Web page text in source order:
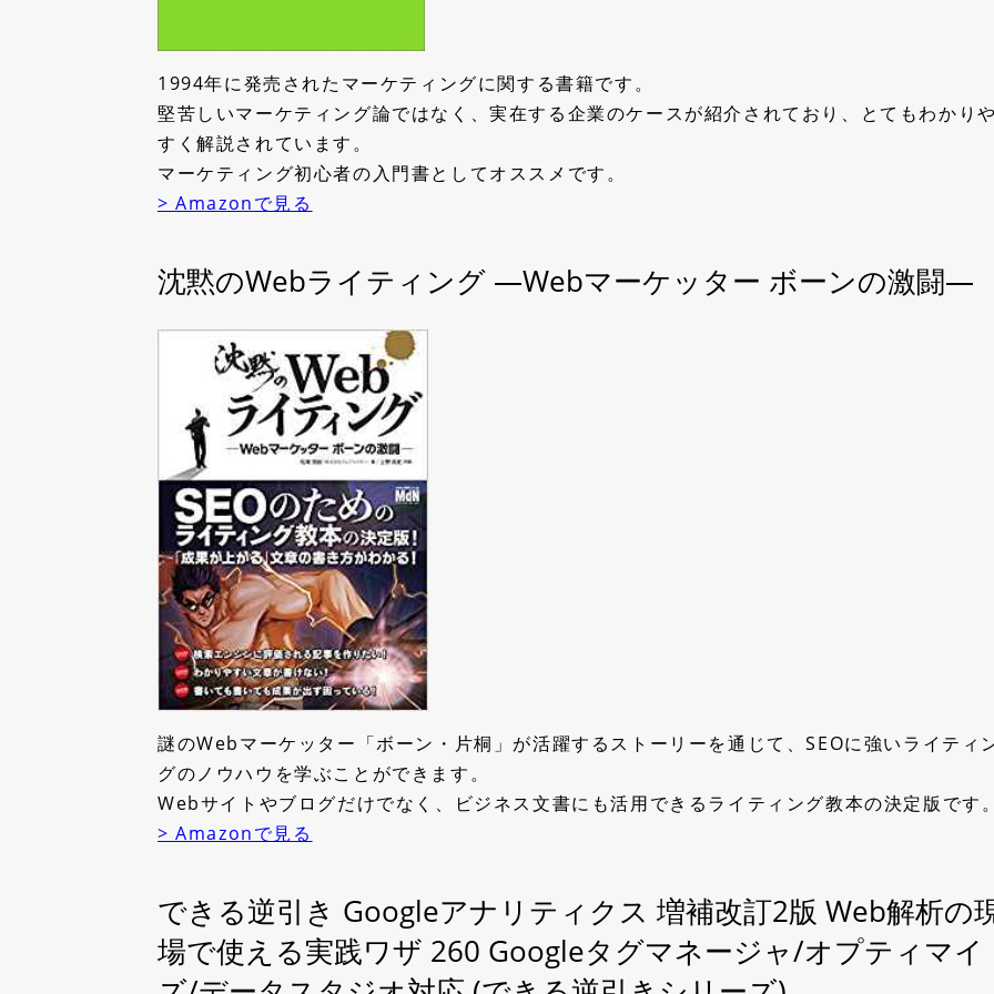
1994年に発売されたマーケティングに関する書籍です。
堅苦しいマーケティング論ではなく、実在する企業のケースが紹介されており、とてもわかり
すく解説されています。
マーケティング初心者の入門書としてオススメです。
> Amazonで見る
沈黙のWebライティング —Webマーケッター ボーンの激闘—
謎のWebマーケッター「ボーン・片桐」が活躍するストーリーを通じて、SEOに強いライティ
グのノウハウを学ぶことができます。
Webサイトやブログだけでなく、ビジネス文書にも活用できるライティング教本の決定版です
> Amazonで見る
できる逆引き Googleアナリティクス 増補改訂2版 Web解析の
場で使える実践ワザ 260 Googleタグマネージャ/オプティマイ